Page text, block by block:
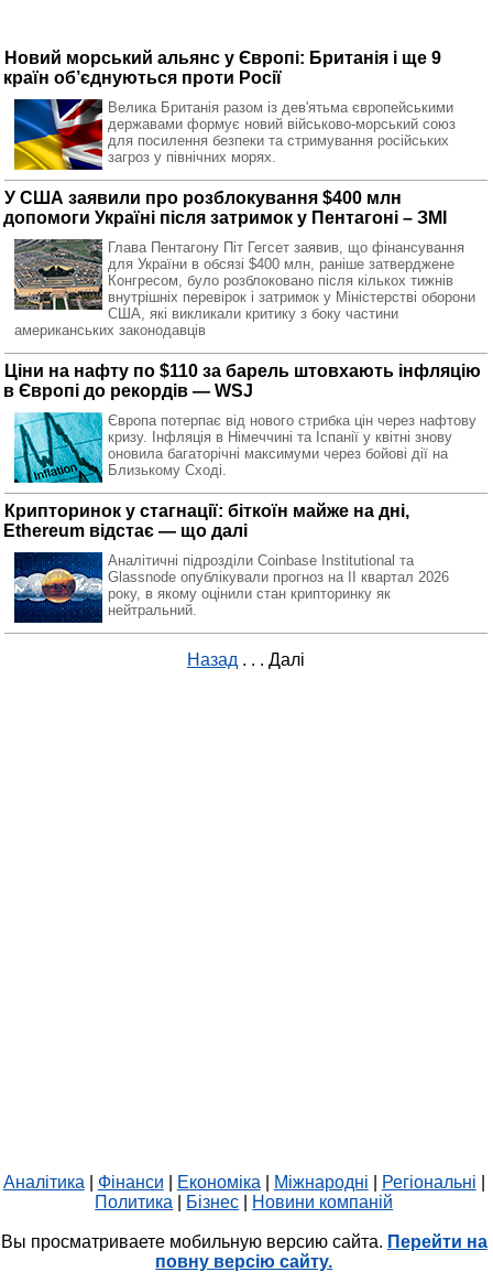
Новий морський альянс у Європі: Британія і ще 9
країн об’єднуються проти Росії
Велика Британія разом із дев'ятьма європейськими
державами формує новий військово-морський союз
для посилення безпеки та стримування російських
загроз у північних морях.
У США заявили про розблокування $400 млн
допомоги Україні після затримок у Пентагоні – ЗМІ
Глава Пентагону Піт Гегсет заявив, що фінансування
для України в обсязі $400 млн, раніше затверджене
Конгресом, було розблоковано після кількох тижнів
внутрішніх перевірок і затримок у Міністерстві оборони
США, які викликали критику з боку частини
американських законодавців
Ціни на нафту по $110 за барель штовхають інфляцію
в Європі до рекордів — WSJ
Європа потерпає від нового стрибка цін через нафтову
кризу. Інфляція в Німеччині та Іспанії у квітні знову
оновила багаторічні максимуми через бойові дії на
Близькому Сході.
Крипторинок у стагнації: біткоїн майже на дні,
Ethereum відстає — що далі
Аналітичні підрозділи Coinbase Institutional та
Glassnode опублікували прогноз на II квартал 2026
року, в якому оцінили стан крипторинку як
нейтральний.
Назад . . . Далі
Аналітика Фінанси Економіка Міжнародні Регіональні
Политика
Бізнес Новини компаній
Вы просматриваете мобильную версию сайта. Перейти на
повну версію сайту.